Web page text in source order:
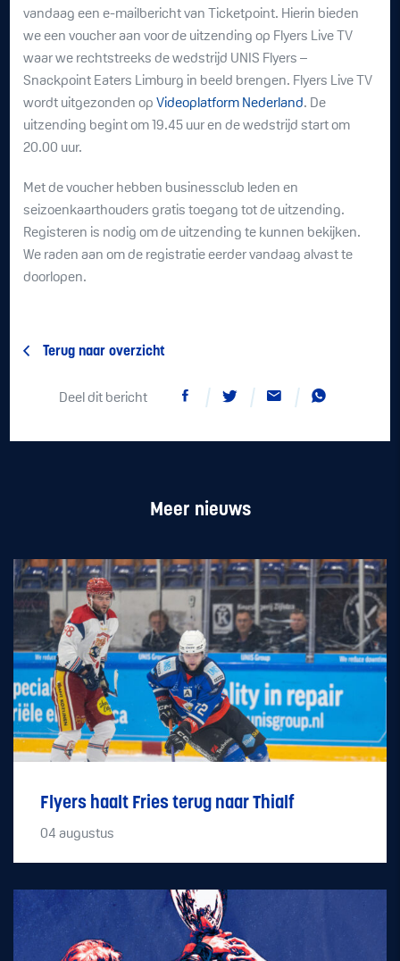
vandaag een e-mailbericht van Ticketpoint. Hierin bieden
we een voucher aan voor de uitzending op Flyers Live TV
waar we rechtstreeks de wedstrijd UNIS Flyers –
Snackpoint Eaters Limburg in beeld brengen. Flyers Live TV
wordt uitgezonden opVideoplatform Nederland. De
uitzending begint om 19.45 uur en de wedstrijd start om
20.00 uur.
Met de voucher hebben businessclub leden en
seizoenkaarthouders gratis toegang tot de uitzending.
Registeren is nodig om de uitzending te kunnen bekijken.
We raden aan om de registratie eerder vandaag alvast te
doorlopen.
Terug naar overzicht
Deel dit bericht
Meer nieuws
Flyers haalt Fries terug naar Thialf
04 augustus